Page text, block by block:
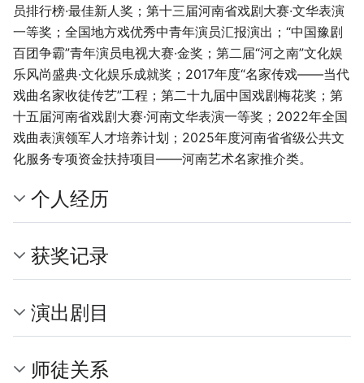
员排行榜·最佳新人奖；第十三届河南省戏剧大赛·文华表演
一等奖；全国地方戏优秀中青年演员汇报演出；“中国豫剧
百团争霸”青年演员电视大赛·金奖；第二届“河之南”文化娱
乐风尚盛典·文化娱乐成就奖；2017年度“名家传戏——当代
戏曲名家收徒传艺”工程；第二十九届中国戏剧梅花奖；第
十五届河南省戏剧大赛·河南文华表演一等奖；2022年全国
戏曲表演领军人才培养计划；2025年度河南省省级公共文
化服务专项资金扶持项目——河南艺术名家推介类。
个人经历
获奖记录
演出剧目
师徒关系